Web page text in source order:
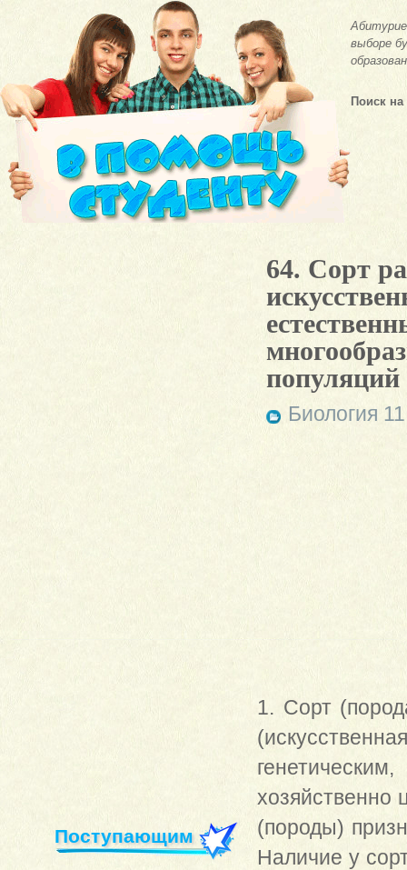
выборе
Поиск на
Поступающим
64. Сорт
популяций
Биология
1. Сорт
хозяйственно
(породы)
Наличие у